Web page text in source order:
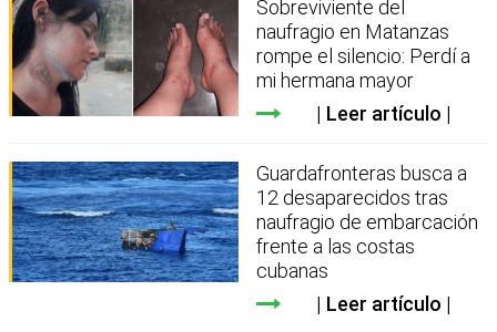
Sobreviviente del
naufragio en Matanzas
rompe el silencio: Perdí a
mi hermana mayor
Leer artículo
Guardafronteras busca a
12 desaparecidos tras
naufragio de embarcación
frente a las costas
cubanas
Leer artículo